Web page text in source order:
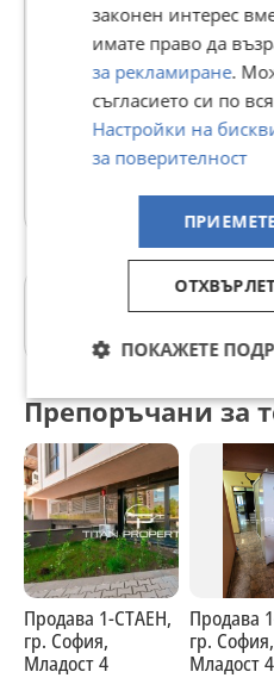
ИНКЛУЗИВ
В Bazar.BG от 05
Последно
Препоръчани за
Продава 1-СТАЕН,
гр. София,
Младост 4
Продава
гр. София,
Младост 4
законен интерес
имате право да
за рекламиране.
съгласието си по
Настройки на
за поверителност
ПОКАЖЕТЕ